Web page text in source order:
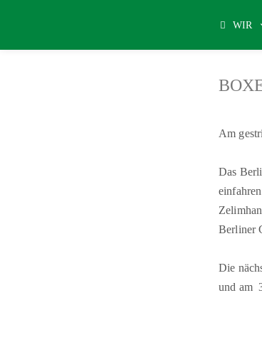
WIR
Am
Das
Berliner
Die
und am